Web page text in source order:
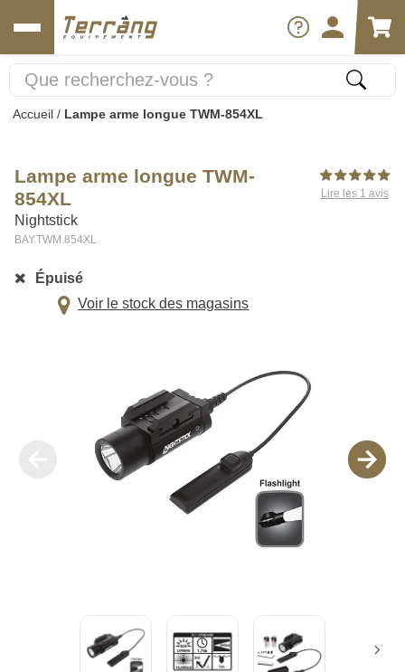
Accueil / Lampe arme longue TWM-854XL
Lampe arme longue TWM-
854XL
Nightstick
BAY.TWM.854XL
Lire les 1 avis
Épuisé
Voir le stock des magasins